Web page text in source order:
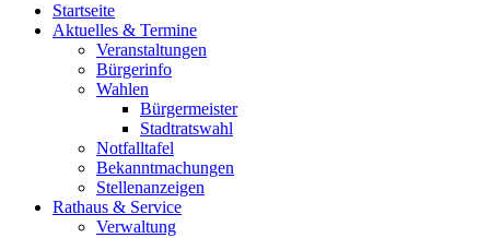
Startseite
Aktuelles & Termine
Veranstaltungen
Bürgerinfo
Wahlen
Bürgermeister
Stadtratswahl
Notfalltafel
Bekanntmachungen
Stellenanzeigen
Rathaus & Service
Verwaltung